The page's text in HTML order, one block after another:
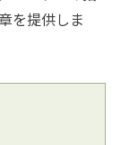
を提供しま